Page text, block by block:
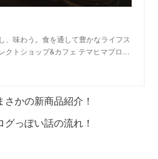
、味わう。食を通して豊かなライフス
クトショップ&カフェ テマヒマプロ…
かの新商品紹介！
っぽい話の流れ！